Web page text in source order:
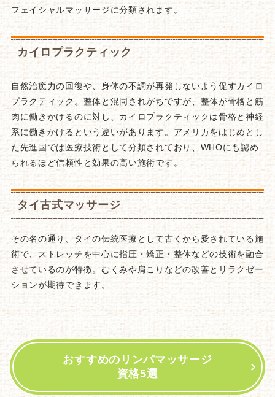
フェイシャルマッサージに分類されます。
カイロプラクティック
自然治癒力の回復や、身体の不調が再発しないよう促すカイロ
プラクティック。整体と混同されがちですが、整体が骨格と筋
肉に働きかけるのに対し、カイロプラクティックは骨格と神経
系に働きかけるという違いがあります。アメリカをはじめとし
た先進国では医療技術として分類されており、WHOにも認め
られるほど信頼性と効果の高い施術です。
タイ古式マッサージ
その名の通り、タイの伝統医療として古くから愛されている施
術で、ストレッチを中心に指圧・矯正・整体などの技術を融合
させているのが特徴。むくみや肩こりなどの改善とリラクゼー
ションが期待できます。
おすすめのリンパマッサージ
資格5選